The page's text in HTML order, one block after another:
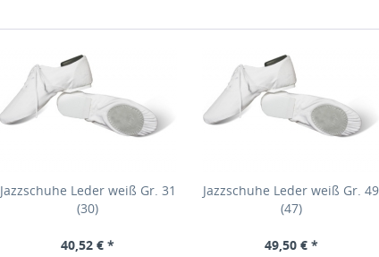
Jazzschuhe Leder weiß Gr. 31
(30)
40,52 € *
Jazzschuhe Leder weiß Gr. 49
(47)
49,50 € *